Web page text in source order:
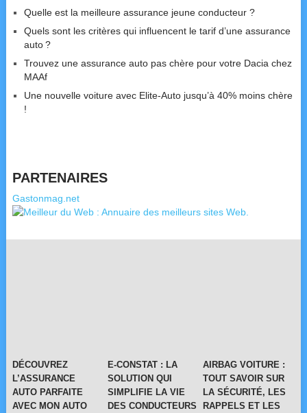
Quelle est la meilleure assurance jeune conducteur ?
Quels sont les critères qui influencent le tarif d’une assurance
auto ?
Trouvez une assurance auto pas chère pour votre Dacia chez
MAAf
Une nouvelle voiture avec Elite-Auto jusqu’à 40% moins chère
!
PARTENAIRES
Gastonmag.net
DÉCOUVREZ
L’ASSURANCE
AUTO PARFAITE
AVEC MON AUTO
E-CONSTAT : LA
SOLUTION QUI
SIMPLIFIE LA VIE
DES CONDUCTEURS
AIRBAG VOITURE :
TOUT SAVOIR SUR
LA SÉCURITÉ, LES
RAPPELS ET LES